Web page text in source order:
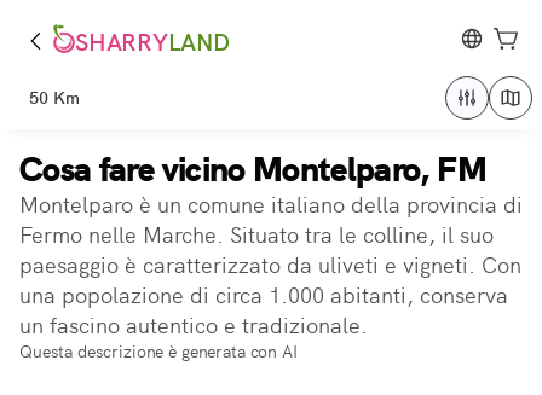
SHARRYLAND
50 Km
Cosa fare vicino Montelparo, FM
Montelparo è un comune italiano della provincia di
Fermo nelle Marche. Situato tra le colline, il suo
paesaggio è caratterizzato da uliveti e vigneti. Con
una popolazione di circa 1.000 abitanti, conserva
un fascino autentico e tradizionale.
Questa descrizione è generata con AI